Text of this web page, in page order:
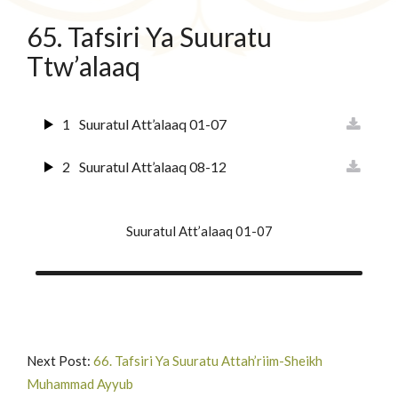
65. Tafsiri Ya Suuratu
Ttw’alaaq
1 Suuratul Att’alaaq 01-07
2 Suuratul Att’alaaq 08-12
Suuratul Att’alaaq 01-07
Next Post: 66. Tafsiri Ya Suuratu Attah’riim-Sheikh
Muhammad Ayyub